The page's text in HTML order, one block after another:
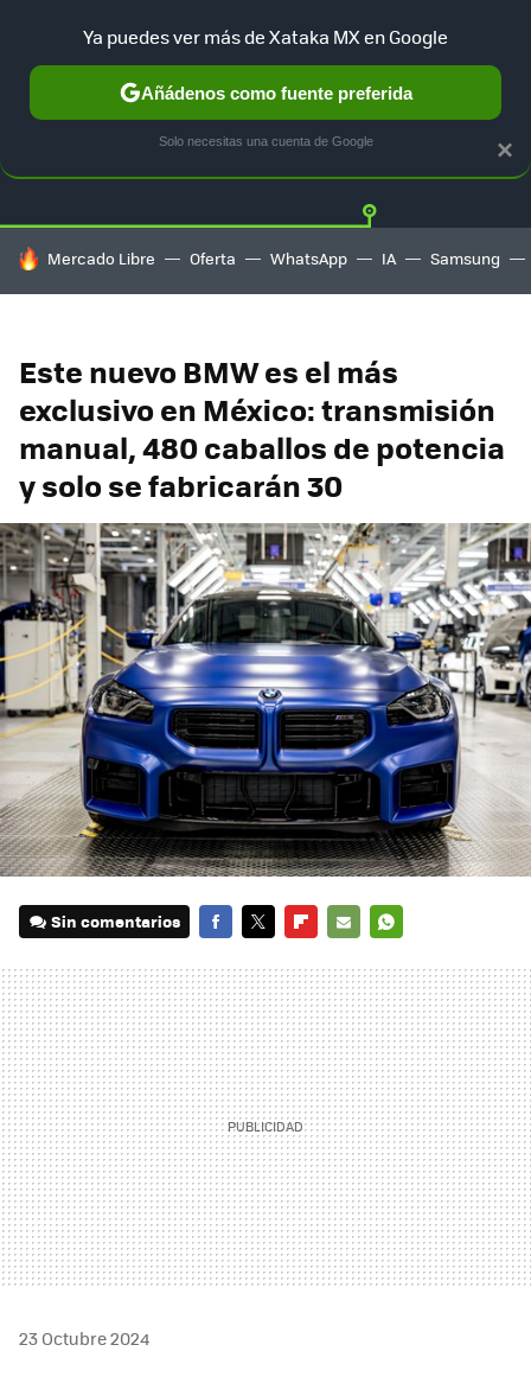
TESLA UBER AUTO ELECTRICO Twitter
HOY SE HABLA DE
Mercado Libre Oferta WhatsApp IA Samsung
Este nuevo BMW es el más
exclusivo en México: transmisión
manual, 480 caballos de potencia
y solo se fabricarán 30
Sin comentarios
MAIL
23 Octubre 2024
×
Ya puedes ver más de Xataka MX en Google
Añádenos como fuente preferida
Solo necesitas una cuenta de Google